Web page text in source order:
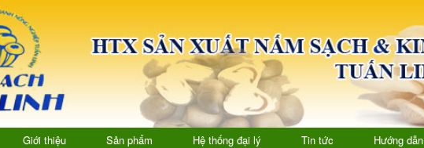
Giới thiệu Sản phẩm Hệ thống đại lý Tin tức Hướng dẫn